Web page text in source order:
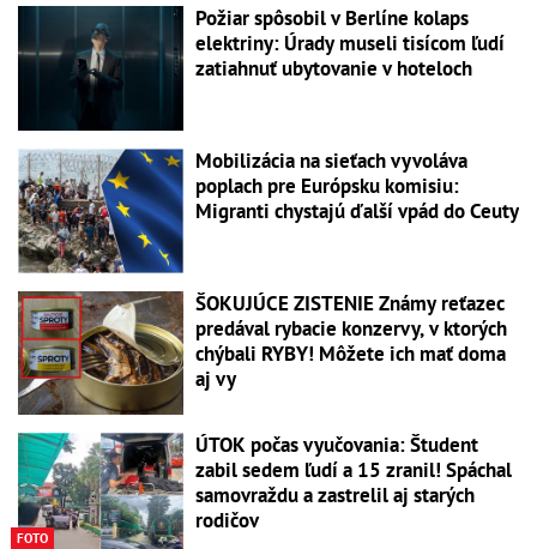
Požiar spôsobil v Berlíne kolaps
elektriny: Úrady museli tisícom ľudí
zatiahnuť ubytovanie v hoteloch
Mobilizácia na sieťach vyvoláva
poplach pre Európsku komisiu:
Migranti chystajú ďalší vpád do Ceuty
ŠOKUJÚCE ZISTENIE Známy reťazec
predával rybacie konzervy, v ktorých
chýbali RYBY! Môžete ich mať doma
aj vy
FOTO
ÚTOK počas vyučovania: Študent
zabil sedem ľudí a 15 zranil! Spáchal
samovraždu a zastrelil aj starých
rodičov